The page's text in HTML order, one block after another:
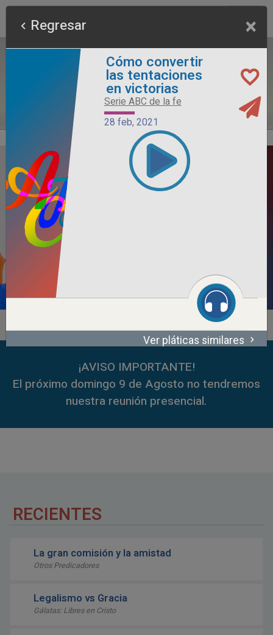
Alimento Sano
Serie Otros Predicadores
26 jul, 2026
59:35
¡AVISO IMPORTANTE!
El próximo domingo 9 de Agosto no tendremos
nuestra reunión presencial.
RECIENTES
La gran comisión y la amistad
Otros Predicadores
Legalismo vs Gracia
Gálatas: Libres en Cristo
Regresar ×
Cómo convertir
las tentaciones
en victorias
Serie ABC de la fe
28 feb, 2021
00:00 55:41
Ver pláticas similares